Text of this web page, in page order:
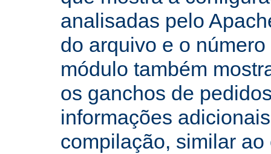
analisadas pelo
do arquivo e o
módulo também
os ganchos de
informações
compilação, similar